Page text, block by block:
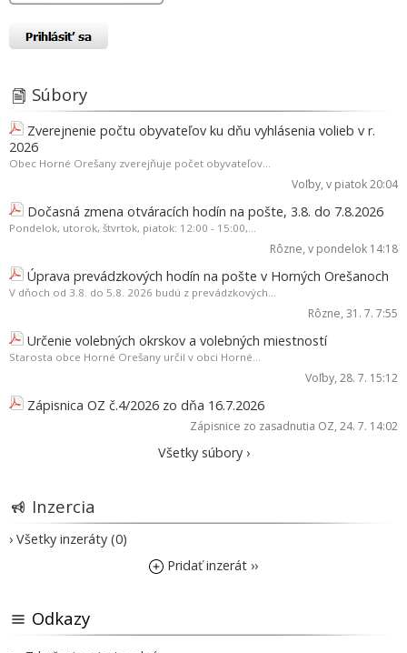
Súbory
Zverejnenie počtu obyvateľov ku dňu vyhlásenia volieb v r.
2026
Obec Horné Orešany zverejňuje počet obyvateľov...
Voľby, v piatok 20:04
Dočasná zmena otváracích hodín na pošte, 3.8. do 7.8.2026
Pondelok, utorok, štvrtok, piatok: 12:00 - 15:00,...
Rôzne, v pondelok 14:18
Úprava prevádzkových hodín na pošte v Horných Orešanoch
V dňoch od 3.8. do 5.8. 2026 budú z prevádzkových...
Rôzne, 31. 7. 7:55
Určenie volebných okrskov a volebných miestností
Starosta obce Horné Orešany určil v obci Horné...
Voľby, 28. 7. 15:12
Zápisnica OZ č.4/2026 zo dňa 16.7.2026
Zápisnice zo zasadnutia OZ, 24. 7. 14:02
Všetky súbory ›
Inzercia
› Všetky inzeráty (0)
Pridať inzerát ››
Odkazy